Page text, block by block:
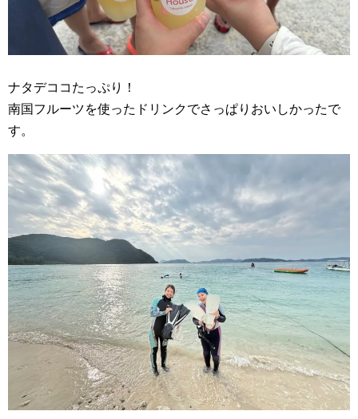
ナタデココたっぷり！
南国フルーツを使ったドリンクでさっぱりおいしかったで
す。